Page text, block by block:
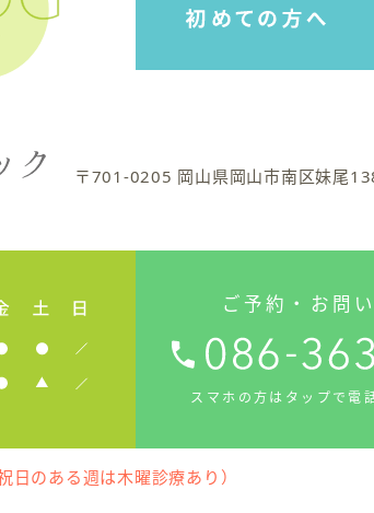
〒701-0205 岡山県岡山市南区妹尾
ご予約・お問
スマホの方はタップで電
のある週は木曜診療あり）